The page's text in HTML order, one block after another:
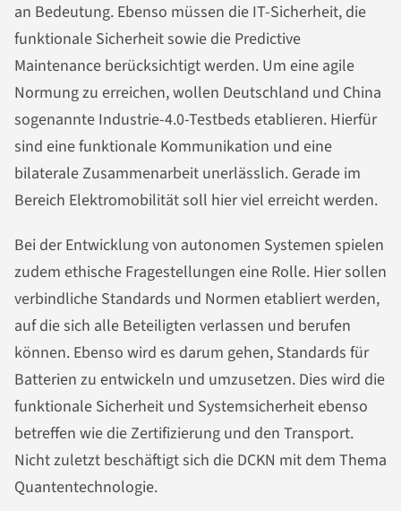
an Bedeutung. Ebenso müssen die IT-Sicherheit, die
funktionale Sicherheit sowie die Predictive
Maintenance berücksichtigt werden. Um eine agile
Normung zu erreichen, wollen Deutschland und China
sogenannte Industrie-4.0-Testbeds etablieren. Hierfür
sind eine funktionale Kommunikation und eine
bilaterale Zusammenarbeit unerlässlich. Gerade im
Bereich Elektromobilität soll hier viel erreicht werden.
Bei der Entwicklung von autonomen Systemen spielen
zudem ethische Fragestellungen eine Rolle. Hier sollen
verbindliche Standards und Normen etabliert werden,
auf die sich alle Beteiligten verlassen und berufen
können. Ebenso wird es darum gehen, Standards für
Batterien zu entwickeln und umzusetzen. Dies wird die
funktionale Sicherheit und Systemsicherheit ebenso
betreffen wie die Zertifizierung und den Transport.
Nicht zuletzt beschäftigt sich die DCKN mit dem Thema
Quantentechnologie.